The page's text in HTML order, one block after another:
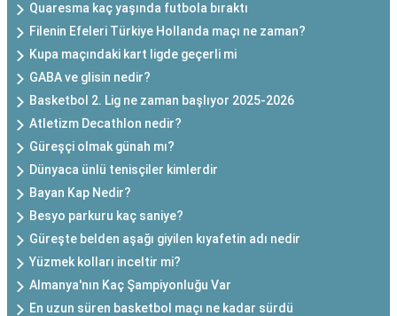
Quaresma kaç yaşında futbola bıraktı
Filenin Efeleri Türkiye Hollanda maçı ne zaman?
Kupa maçındaki kart ligde geçerli mi
GABA ve glisin nedir?
Basketbol 2. Lig ne zaman başlıyor 2025-2026
Atletizm Decathlon nedir?
Güreşçi olmak günah mı?
Dünyaca ünlü tenisçiler kimlerdir
Bayan Kap Nedir?
Besyo parkuru kaç saniye?
Güreşte belden aşağı giyilen kıyafetin adı nedir
Yüzmek kolları inceltir mi?
Almanya'nın Kaç Şampiyonluğu Var
En uzun süren basketbol maçı ne kadar sürdü